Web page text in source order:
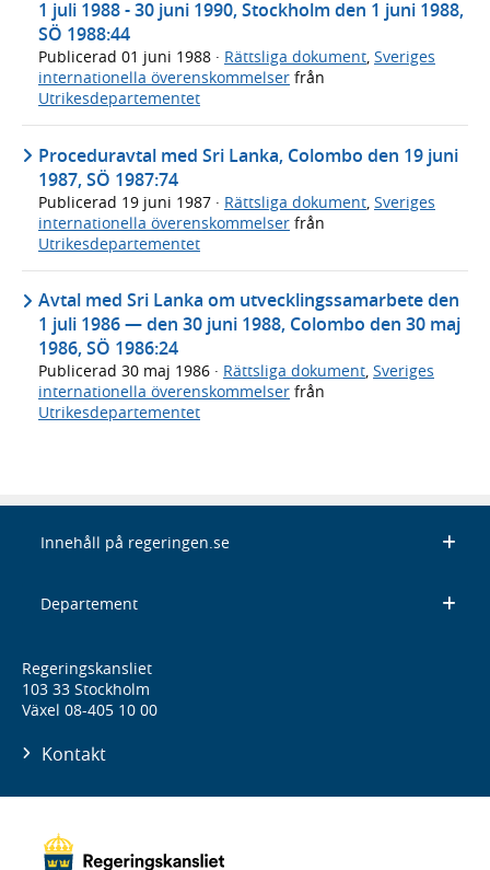
1 juli 1988 - 30 juni 1990, Stockholm den 1 juni 1988,
SÖ 1988:44
Publicerad 01 juni 1988 · Rättsliga dokument, Sveriges
internationella överenskommelser från
Utrikesdepartementet
Proceduravtal med Sri Lanka, Colombo den 19 juni
1987, SÖ 1987:74
Publicerad 19 juni 1987 · Rättsliga dokument Sveriges
internationella överenskommelser från
Utrikesdepartementet
Avtal med Sri Lanka om utvecklingssamarbete den
1 juli 1986 — den 30 juni 1988, Colombo den 30 maj
1986, SÖ 1986:24
Publicerad 30 maj 1986 · Rättsliga dokument, Sveriges
internationella överenskommelser från
Utrikesdepartementet
Innehåll på regeringen.se
Departement
Regeringskansliet
103 33 Stockholm
Växel 08-405 10 00
Kontakt